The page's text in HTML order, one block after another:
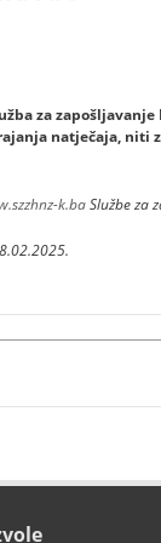
za zapošljavanje
natječaja, niti
k.baSlužbe za